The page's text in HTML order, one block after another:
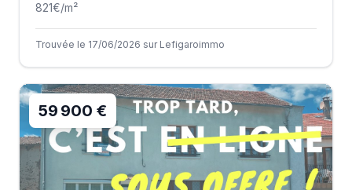
821€/m²
Trouvée le 17/06/2026 sur Lefigaroimmo
59 900 €